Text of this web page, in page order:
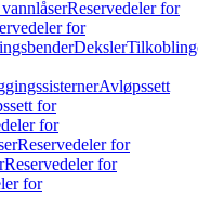
Reservedeler for
for
Deksler
Avløpssett
for
for
Reservedeler for
Reservedeler for
for